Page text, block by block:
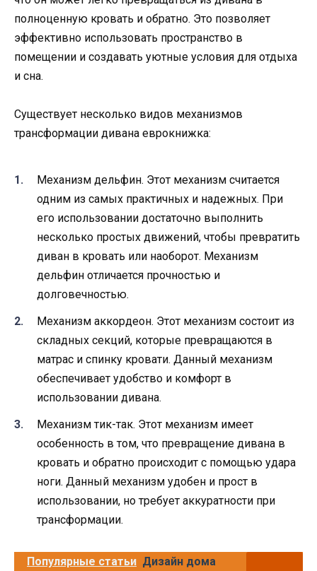
полноценную кровать и обратно. Это позволяет
эффективно использовать пространство в
помещении и создавать уютные условия для отдыха
и сна.
Существует несколько видов механизмов
трансформации дивана еврокнижка:
Механизм дельфин. Этот механизм считается
одним из самых практичных и надежных. При
его использовании достаточно выполнить
несколько простых движений, чтобы превратить
диван в кровать или наоборот. Механизм
дельфин отличается прочностью и
долговечностью.
Механизм аккордеон. Этот механизм состоит из
складных секций, которые превращаются в
матрас и спинку кровати. Данный механизм
обеспечивает удобство и комфорт в
использовании дивана.
Механизм тик-так. Этот механизм имеет
особенность в том, что превращение дивана в
кровать и обратно происходит с помощью удара
ноги. Данный механизм удобен и прост в
использовании, но требует аккуратности при
трансформации.
Популярные статьи Дизайн дома